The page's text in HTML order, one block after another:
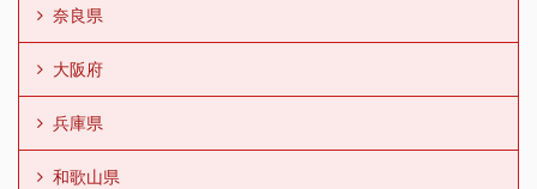
奈良県
大阪府
兵庫県
和歌山県